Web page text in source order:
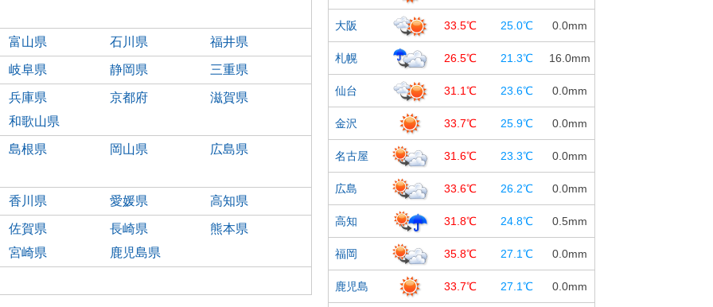
富山県 石川県 福井県
岐阜県 静岡県 三重県
兵庫県 京都府
滋賀県
和歌山県
島根県 岡山県 広島県
香川県 愛媛県 高知県
佐賀県 長崎県
熊本県
宮崎県
鹿児島県
大阪 33.5℃ 25.0℃ 0.0mm
札幌 26.5℃ 21.3℃ 16.0mm
仙台 31.1℃ 23.6℃ 0.0mm
金沢 33.7℃ 25.9℃ 0.0mm
名古屋 31.6℃ 23.3℃ 0.0mm
広島 33.6℃ 26.2℃ 0.0mm
高知 31.8℃ 24.8℃ 0.5mm
福岡 35.8℃ 27.1℃ 0.0mm
鹿児島 33.7℃ 27.1℃ 0.0mm